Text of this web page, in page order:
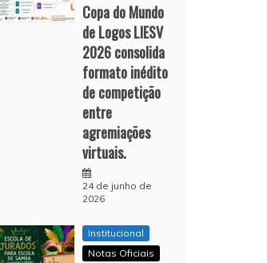
Copa do Mundo
de Logos LIESV
2026 consolida
formato inédito
de competição
entre
agremiações
virtuais.
24 de junho de
2026
Institucional
Notas Oficiais